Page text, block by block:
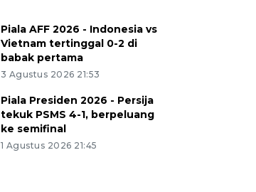
Piala AFF 2026 - Indonesia vs
Vietnam tertinggal 0-2 di
babak pertama
3 Agustus 2026 21:53
Piala Presiden 2026 - Persija
tekuk PSMS 4-1, berpeluang
ke semifinal
1 Agustus 2026 21:45